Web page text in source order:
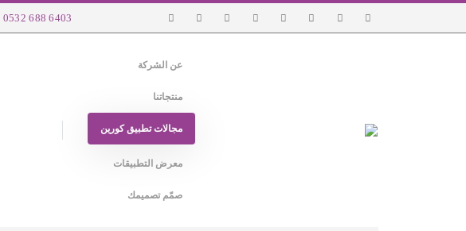
0532 688 6403
عن الشركة
منتجاتنا
مجالات تطبيق كورين
معرض التطبيقات
صمّم تصميمك